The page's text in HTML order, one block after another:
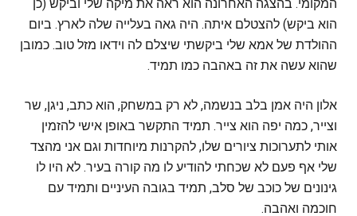
המקומי. בהצגה האחרונה הוא ראה את מיקה שלי וביקש (כן
הוא ביקש) להצטלם איתה. היה גאה בעלייה שלה לארץ. ביום
ההולדת של אמא שלי ביקשתי שיצלם לה וידאו מזל טוב. כמובן
שהוא עשה את זה באהבה כמו תמיד.
אלון היה אמן בלב בנשמה, לא רק במשחק, הוא כתב, ניגן, שר
וצייר, כמה יפה הוא צייר. תמיד התקשר באופן אישי להזמין
אותי לתערוכות ציורים שלו, להקרנות מיוחדות וגם אני מהצד
שלי אף פעם לא שכחתי להודיע לו מה קורה בעיר. לא היו לו
גינונים של כוכב של סלב, תמיד בגובה העיניים ותמיד עם
חוכמה ואהבה.